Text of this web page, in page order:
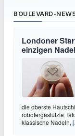
BOULEVARD-
Londoner
einzigen
die oberste
robotergestützte
klassische Nadeln,